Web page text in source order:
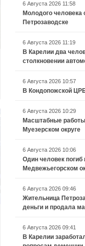
6 Августа 2026 11:58
Молодого человека
Петрозаводске
6 Августа 2026 11:19
В Карелии два
столкновении
6 Августа 2026 10:57
В Кондопожской
6 Августа 2026 10:29
Масштабные
Муезерском округе
6 Августа 2026 10:06
Один человек
Медвежьегорском
6 Августа 2026 09:46
Жительница
деньги и продала
6 Августа 2026 09:41
В Карелии